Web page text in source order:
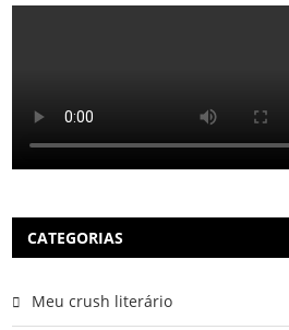
CATEGORIAS
Meu crush literário